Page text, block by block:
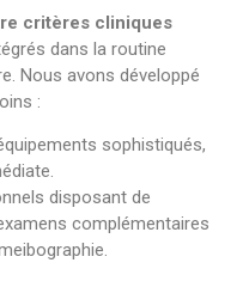
critères cliniques
dans la routine
Nous avons développé
:
sophistiqués,
disposant de
complémentaires